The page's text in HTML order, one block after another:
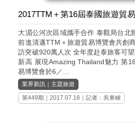
2017TTM＋第16屆泰國旅遊貿
大湄公河次區域攜手合作 泰觀局台北
前進清邁TTM＋旅遊貿易博覽會共創
訪突破920萬人次 全年度赴泰旅客可
新高 展現Amazing Thailand魅力 第
易博覽會於6／...
業界新訊 ｜ 主題旅遊
第449期 ｜2017.07.18｜記者：吳東峻